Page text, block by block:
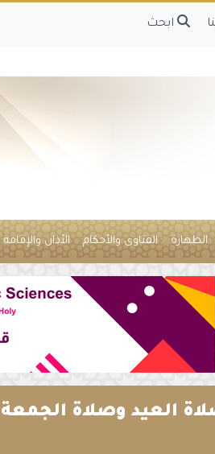
ابحث
الطهارة الفتاوى والأحكام الأذان والإقامة
العيد وصلاة الجمعة